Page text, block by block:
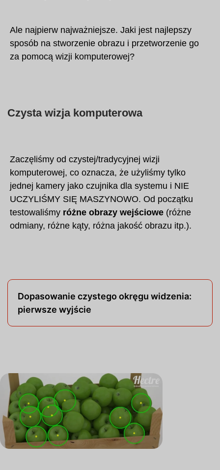
Ale najpierw najważniejsze. Jaki jest najlepszy
sposób na stworzenie obrazu i przetworzenie go
za pomocą wizji komputerowej?
Czysta wizja komputerowa
Zaczęliśmy od czystej/tradycyjnej wizji
komputerowej, co oznacza, że użyliśmy tylko
jednej kamery jako czujnika dla systemu i NIE
UCZYLIŚMY SIĘ MASZYNOWO. Od początku
testowaliśmy różne obrazy wejściowe (różne
odmiany, różne kąty, różna jakość obrazu itp.).
Dopasowanie czystego okręgu widzenia:
pierwsze wyjście